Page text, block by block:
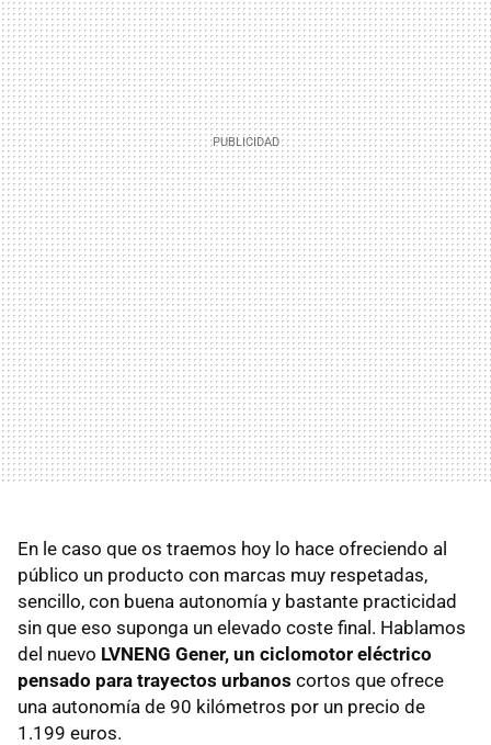
En le caso que os traemos hoy lo hace ofreciendo al
público un producto con marcas muy respetadas,
sencillo, con buena autonomía y bastante practicidad
sin que eso suponga un elevado coste final. Hablamos
del nuevo LVNENG Gener, un ciclomotor eléctrico
pensado para trayectos urbanos cortos que ofrece
una autonomía de 90 kilómetros por un precio de
1.199 euros.